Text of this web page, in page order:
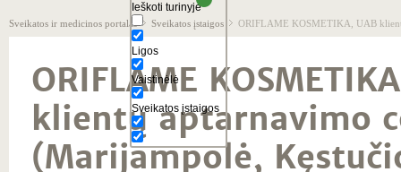
Ieškoti turinyje
Ligos
Vaistinėlė
Sveikatos įstaigos
Sveikatos ir medicinos portalas Sveikatos įstaigos ORIFLAME KOSMETIKA, UAB
ORIFLAME
klientų aptarnavimo
(Marijampolė,